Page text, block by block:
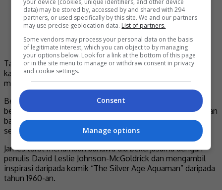
Tambah James lagi, filem ini memberi mesej di mana
kadangkala kita perlu membuat pilihan yang sukar atau
melakukan sesuatu perkara walaupun kita tidak rela.
Bercakap mengenai pengalamannya, James mengakui
berdepan cabaran untuk merancang kemudian menghasilkan
babak-babak di bawah air dan kesan visual (VFX), namun
senang bekerjasama dengan barisan pelakon.
James turut menambah bahawa dia bekerjasama dengan
penulis David Leslie Johnson-McGoldrick dan mengambil
inspirasi daripada komik “The Silver Age Aquaman” daripada
tahun 1960-an.
your device (cookies, unique identifiers, and other device
data) may be stored by, accessed by and shared with 294
partners, or used specifically by this site. We and our partners
may use precise geolocation data. List of partners.
Some vendors may process your personal data on the basis
of legitimate interest, which you can object to by managing
your options below. Look for a link at the bottom of this page
or in the site menu to manage or withdraw consent in privacy
and cookie settings.
Consent
Manage options